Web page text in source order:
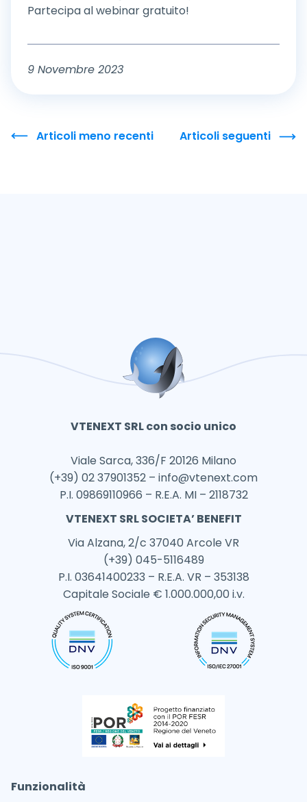
Partecipa al webinar gratuito!
9 Novembre 2023
Articoli meno recenti Articoli seguenti
VTENEXT SRL con socio unico
Viale Sarca, 336/F 20126 Milano
(+39) 02 37901352 – info@vtenext.com
P.I. 09869110966 – R.E.A. MI – 2118732
VTENEXT SRL SOCIETA’ BENEFIT
Via Alzana, 2/c 37040 Arcole VR
(+39) 045-5116489
P.I. 03641400233 – R.E.A. VR – 353138
Capitale Sociale € 1.000.000,00 i.v.
Funzionalità